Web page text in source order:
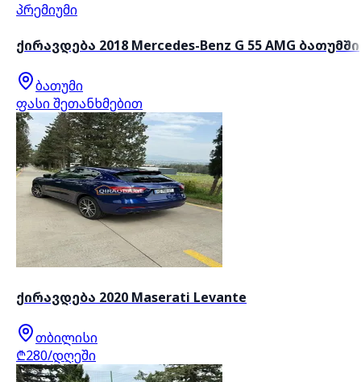
პრემიუმი
ქირავდება 2018 Mercedes-Benz G 55 AMG ბათუმში
ბათუმი
ფასი შეთანხმებით
ქირავდება 2020 Maserati Levante
თბილისი
₾280/დღეში